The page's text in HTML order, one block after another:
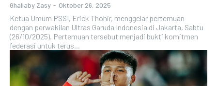
Ghallaby Zasy - Oktober 26, 2025
Ketua Umum PSSI, Erick Thohir, menggelar pertemuan
dengan perwakilan Ultras Garuda Indonesia di Jakarta, Sabtu
(26/10/2025). Pertemuan tersebut menjadi bukti komitmen
federasi untuk terus...